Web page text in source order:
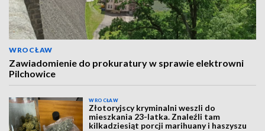
WROCŁAW
Zawiadomienie do prokuratury w sprawie elektrowni
Pilchowice
WROCŁAW
Złotoryjscy kryminalni weszli do
mieszkania 23-latka. Znaleźli tam
kilkadziesiąt porcji marihuany i haszyszu